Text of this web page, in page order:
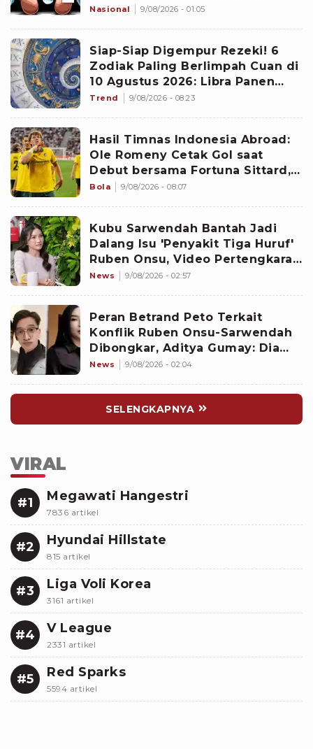
Dalami Dugaan Rem Blong
Nasional 9/08/2026 - 01:05
Siap-Siap Digempur Rezeki! 6
Zodiak Paling Berlimpah Cuan di
10 Agustus 2026: Libra Panen
Proyek Emas
Trend 9/08/2026 - 08:23
Hasil Timnas Indonesia Abroad:
Ole Romeny Cetak Gol saat
Debut bersama Fortuna Sittard,
Justin Hubner Main Penuh
Bola 9/08/2026 - 08:07
Kubu Sarwendah Bantah Jadi
Dalang Isu 'Penyakit Tiga Huruf'
Ruben Onsu, Video Pertengkaran
Ikut Disorot
News 9/08/2026 - 02:57
Peran Betrand Peto Terkait
Konflik Ruben Onsu-Sarwendah
Dibongkar, Aditya Gumay: Dia
Pemegang Kartu
News 9/08/2026 - 02:04
SELENGKAPNYA
VIRAL
#1 Megawati Hangestri
7836 artikel
#2 Hyundai Hillstate
815 artikel
#3 Liga Voli Korea
3161 artikel
#4 V League
2331 artikel
#5 Red Sparks
5594 artikel